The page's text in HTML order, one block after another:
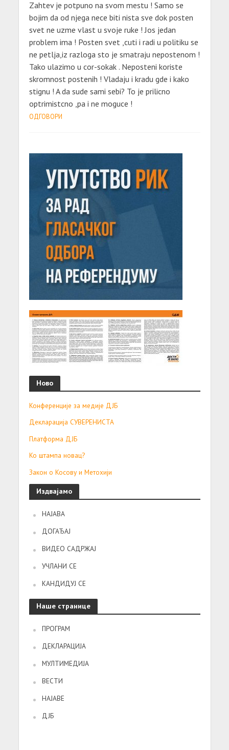
Zahtev je potpuno na svom mestu ! Samo se
bojim da od njega nece biti nista sve dok posten
svet ne uzme vlast u svoje ruke ! Jos jedan
problem ima ! Posten svet ,cuti i radi u politiku se
ne petlja,iz razloga sto je smatraju nepostenom !
Tako ulazimo u cor-sokak . Neposteni koriste
skromnost postenih ! Vladaju i kradu gde i kako
stignu ! A da sude sami sebi? To je prilicno
optrimistcno ,pa i ne moguce !
ОДГОВОРИ
Ново
Конференције за медије ДЈБ
Декларација СУВЕРЕНИСТА
Платформа ДЈБ
Ко штампа новац?
Закон о Косову и Метохији
Издвајамо
НАЈАВА
ДОГАЂАЈ
ВИДЕО САДРЖАЈ
УЧЛАНИ СЕ
КАНДИДУЈ СЕ
Наше странице
ПРОГРАМ
ДЕКЛАРАЦИЈА
МУЛТИМЕДИЈА
ВЕСТИ
НАЈАВЕ
ДЈБ